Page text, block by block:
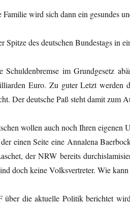
wird sich dann ein gesundes
Spitze des deutschen Bundestags in
im Grundgesetz
Euro. Zu guter Letzt werden
Der deutsche Paß steht damit zum
wollen auch noch Ihren eigenen
einen Seite eine Annalena
der NRW bereits
doch keine Volksvertreter. Wie
die aktuelle Politik berichtet